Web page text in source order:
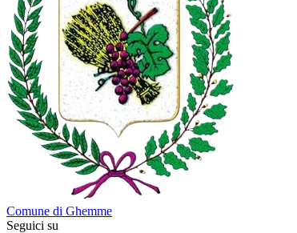
Comune di Ghemme
Seguici su